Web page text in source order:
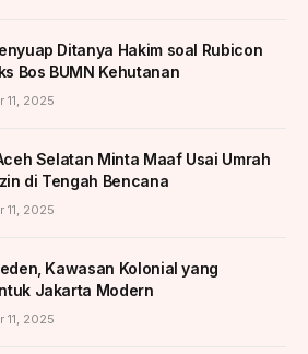
Ditanya Hakim soal Rubicon
Bos BUMN Kehutanan
11, 2025
Selatan Minta Maaf Usai Umrah
di Tengah Bencana
11, 2025
Kawasan Kolonial yang
Jakarta Modern
11, 2025